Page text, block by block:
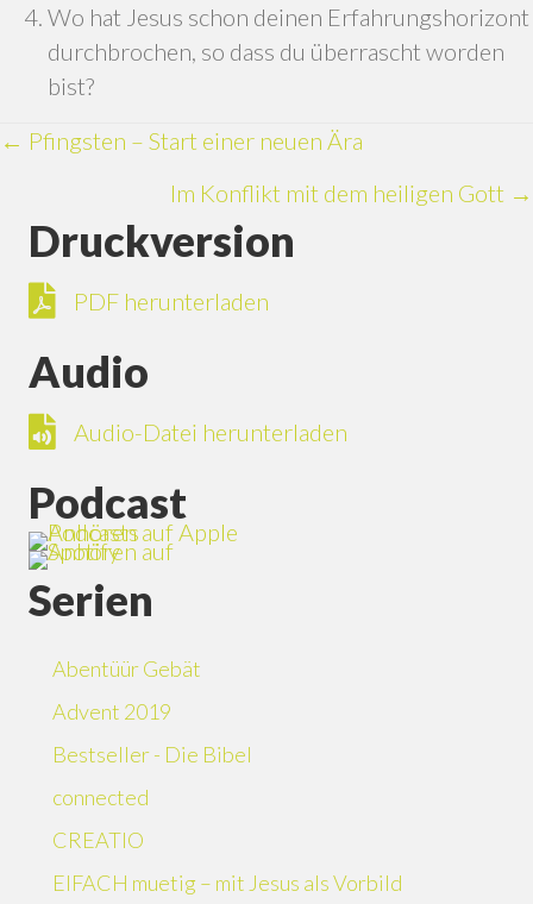
Wo hat Jesus schon deinen Erfahrungshorizont
durchbrochen, so dass du überrascht worden
bist?
Posts
navigation
← Pfingsten – Start einer neuen Ära
Im Konflikt mit dem heiligen Gott →
Druckversion
PDF herunterladen
PDF herunterladen
Audio
Audio-Datei herunterladen
Audio-Datei herunterladen
Podcast
Serien
Abentüür Gebät
Advent 2019
Bestseller - Die Bibel
connected
CREATIO
EIFACH muetig – mit Jesus als Vorbild